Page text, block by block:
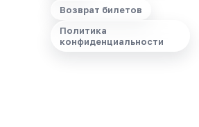
Возврат билетов
Политика
конфиденциальности